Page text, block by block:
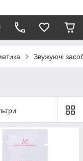
Звужуючі